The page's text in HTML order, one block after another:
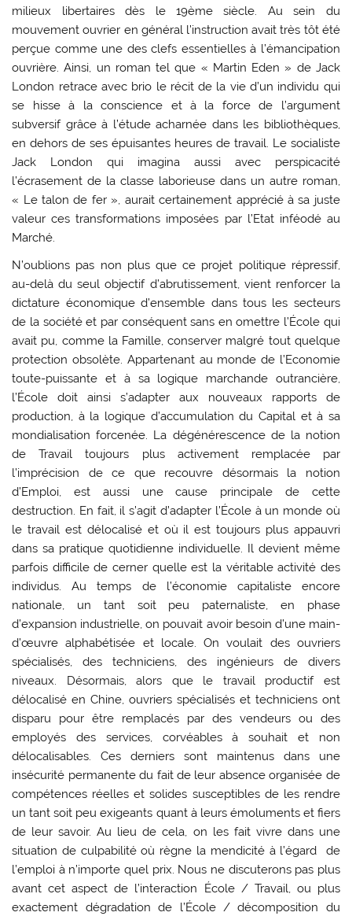
milieux libertaires dès le 19ème siècle. Au sein du
mouvement ouvrier en général l’instruction avait très tôt été
perçue comme une des clefs essentielles à l’émancipation
ouvrière. Ainsi, un roman tel que « Martin Eden » de Jack
London retrace avec brio le récit de la vie d’un individu qui
se hisse à la conscience et à la force de l’argument
subversif grâce à l’étude acharnée dans les bibliothèques,
en dehors de ses épuisantes heures de travail. Le socialiste
Jack London qui imagina aussi avec perspicacité
l’écrasement de la classe laborieuse dans un autre roman,
« Le talon de fer », aurait certainement apprécié à sa juste
valeur ces transformations imposées par l’Etat inféodé au
Marché.
N’oublions pas non plus que ce projet politique répressif,
au-delà du seul objectif d’abrutissement, vient renforcer la
dictature économique d’ensemble dans tous les secteurs
de la société et par conséquent sans en omettre l’École qui
avait pu, comme la Famille, conserver malgré tout quelque
protection obsolète. Appartenant au monde de l’Economie
toute-puissante et à sa logique marchande outrancière,
l’École doit ainsi s’adapter aux nouveaux rapports de
production, à la logique d’accumulation du Capital et à sa
mondialisation forcenée. La dégénérescence de la notion
de Travail toujours plus activement remplacée par
l’imprécision de ce que recouvre désormais la notion
d’Emploi, est aussi une cause principale de cette
destruction. En fait, il s’agit d’adapter l’École à un monde où
le travail est délocalisé et où il est toujours plus appauvri
dans sa pratique quotidienne individuelle. Il devient même
parfois difficile de cerner quelle est la véritable activité des
individus. Au temps de l’économie capitaliste encore
nationale, un tant soit peu paternaliste, en phase
d’expansion industrielle, on pouvait avoir besoin d’une main-
d’œuvre alphabétisée et locale. On voulait des ouvriers
spécialisés, des techniciens, des ingénieurs de divers
niveaux. Désormais, alors que le travail productif est
délocalisé en Chine, ouvriers spécialisés et techniciens ont
disparu pour être remplacés par des vendeurs ou des
employés des services, corvéables à souhait et non
délocalisables. Ces derniers sont maintenus dans une
insécurité permanente du fait de leur absence organisée de
compétences réelles et solides susceptibles de les rendre
un tant soit peu exigeants quant à leurs émoluments et fiers
de leur savoir. Au lieu de cela, on les fait vivre dans une
situation de culpabilité où règne la mendicité à l’égard de
l’emploi à n’importe quel prix. Nous ne discuterons pas plus
avant cet aspect de l’interaction École / Travail, ou plus
exactement dégradation de l’École / décomposition du